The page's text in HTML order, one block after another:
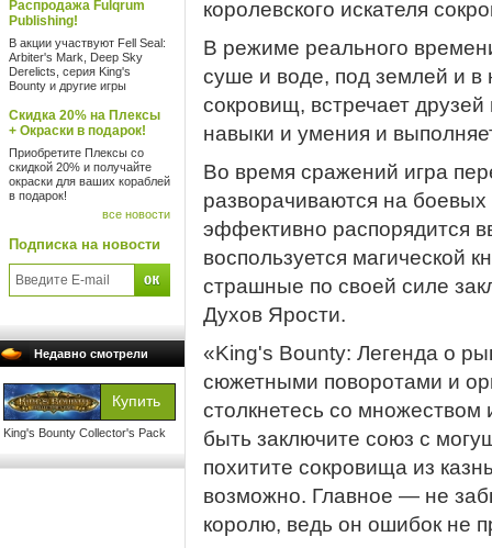
Распродажа Fulqrum
Publishing!
В акции участвуют Fell Seal:
Arbiter's Mark, Deep Sky
Derelicts, серия King's
Bounty и другие игры
Скидка 20% на Плексы
+ Окраски в подарок!
Приобретите Плексы со
скидкой 20% и получайте
окраски для ваших кораблей
в подарок!
все новости
Подписка на новости
Недавно смотрели
King's Bounty Collector's Pack
королевского искателя
В режиме реального
суше и воде, под землей и в
сокровищ, встречает
навыки и умения и
Во время сражений игра
разворачиваются на
эффективно распорядится
воспользуется магической
страшные по своей силе
Духов Ярости.
«King's Bounty: Легенда о
сюжетными поворотами и
столкнетесь со множеством
быть заключите союз с
похитите сокровища из
возможно. Главное — не
королю, ведь он ошибок не